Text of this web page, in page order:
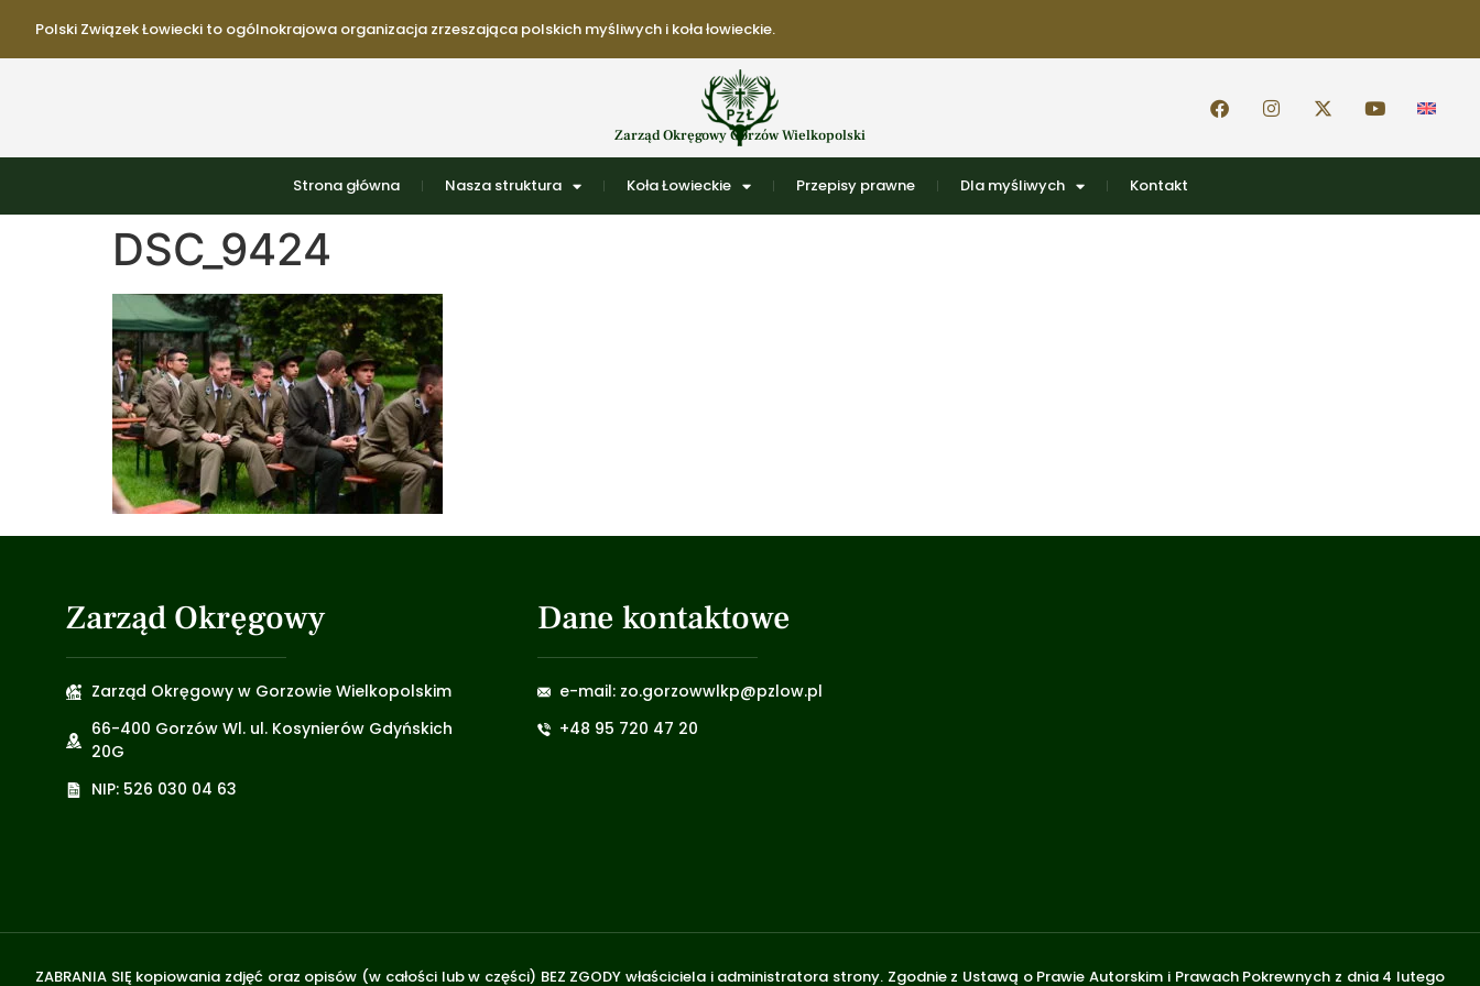
Polski Związek Łowiecki to ogólnokrajowa organizacja zrzeszająca polskich myśliwych i koła łowieckie.
Zarząd Okręgowy Gorzów Wielkopolski
Strona główna Nasza struktura Koła Łowieckie Przepisy prawne Dla myśliwych Kontakt
DSC_9424
Zarząd Okręgowy
Zarząd Okręgowy w Gorzowie Wielkopolskim
66-400 Gorzów Wl. ul. Kosynierów Gdyńskich
20G
NIP: 526 030 04 63
Dane kontaktowe
e-mail: zo.gorzowwlkp@pzlow.pl
+48 95 720 47 20
ZABRANIA SIĘ kopiowania zdjęć oraz opisów (w całości lub w części) BEZ ZGODY właściciela i administratora strony. Zgodnie z Ustawą o Prawie Autorskim i Prawach Pokrewnych z dnia 4 lutego